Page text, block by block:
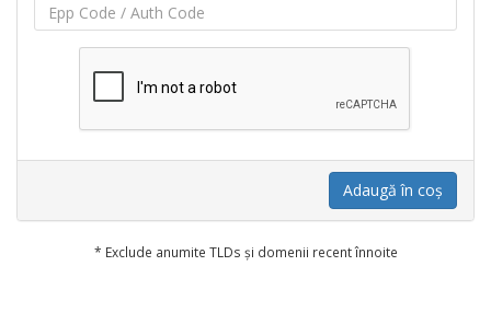
Adaugă în coș
* Exclude anumite TLDs și domenii recent înnoite